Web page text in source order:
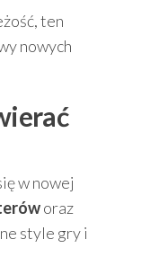
ten
nowych
w nowej
oraz
style gry i